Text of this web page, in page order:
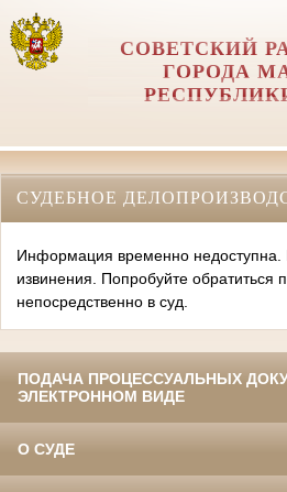
СОВЕТСКИЙ
ГОРОДА
СУДЕБНОЕ
Информация временно недоступна.
извинения. Попробуйте обратиться
непосредственно в суд.
ПОДАЧА ПРОЦЕССУАЛЬНЫХ
ЭЛЕКТРОННОМ ВИДЕ
О СУДЕ